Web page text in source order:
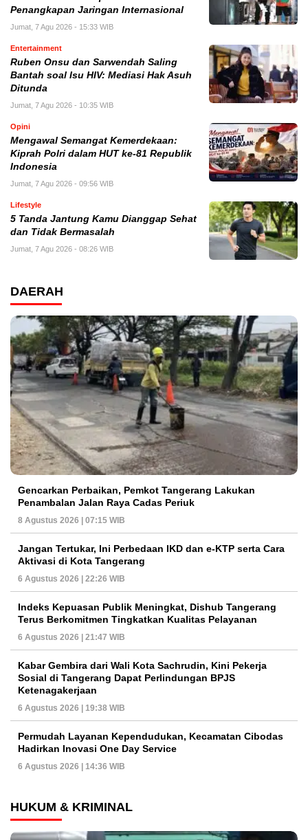
Penangkapan Jaringan Internasional
Jumat, 7 Agu 2026 - 15:33 WIB
Entertainment
Ruben Onsu dan Sarwendah Saling
Bantah soal Isu HIV: Mediasi Hak Asuh
Ditunda
Jumat, 7 Agu 2026 - 10:35 WIB
Opini
Mengawal Semangat Kemerdekaan:
Kiprah Polri dalam HUT ke-81 Republik
Indonesia
Jumat, 7 Agu 2026 - 09:56 WIB
Lifestyle
5 Tanda Jantung Kamu Dianggap Sehat
dan Tidak Bermasalah
Jumat, 7 Agu 2026 - 08:26 WIB
DAERAH
Gencarkan Perbaikan, Pemkot Tangerang Lakukan
Penambalan Jalan Raya Cadas Periuk
8 Agustus 2026 | 07:15 WIB
Jangan Tertukar, Ini Perbedaan IKD dan e-KTP serta Cara
Aktivasi di Kota Tangerang
6 Agustus 2026 | 22:26 WIB
Indeks Kepuasan Publik Meningkat, Dishub Tangerang
Terus Berkomitmen Tingkatkan Kualitas Pelayanan
6 Agustus 2026 | 21:47 WIB
Kabar Gembira dari Wali Kota Sachrudin, Kini Pekerja
Sosial di Tangerang Dapat Perlindungan BPJS
Ketenagakerjaan
6 Agustus 2026 | 19:38 WIB
Permudah Layanan Kependudukan, Kecamatan Cibodas
Hadirkan Inovasi One Day Service
6 Agustus 2026 | 14:36 WIB
HUKUM & KRIMINAL